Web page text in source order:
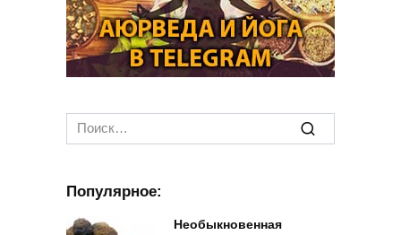
Search
for:
Популярное:
Необыкновенная